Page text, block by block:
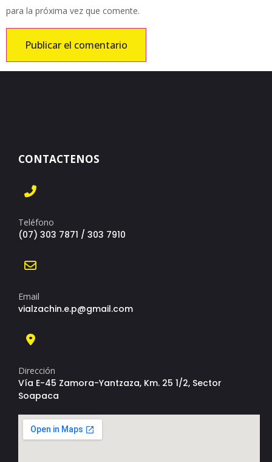
para la próxima vez que comente.
CONTACTENOS
Teléfono
(07) 303 7871 / 303 7910
Email
vialzachin.e.p@gmail.com
Dirección
Vía E-45 Zamora-Yantzaza, Km. 25 1/2, Sector
Soapaca